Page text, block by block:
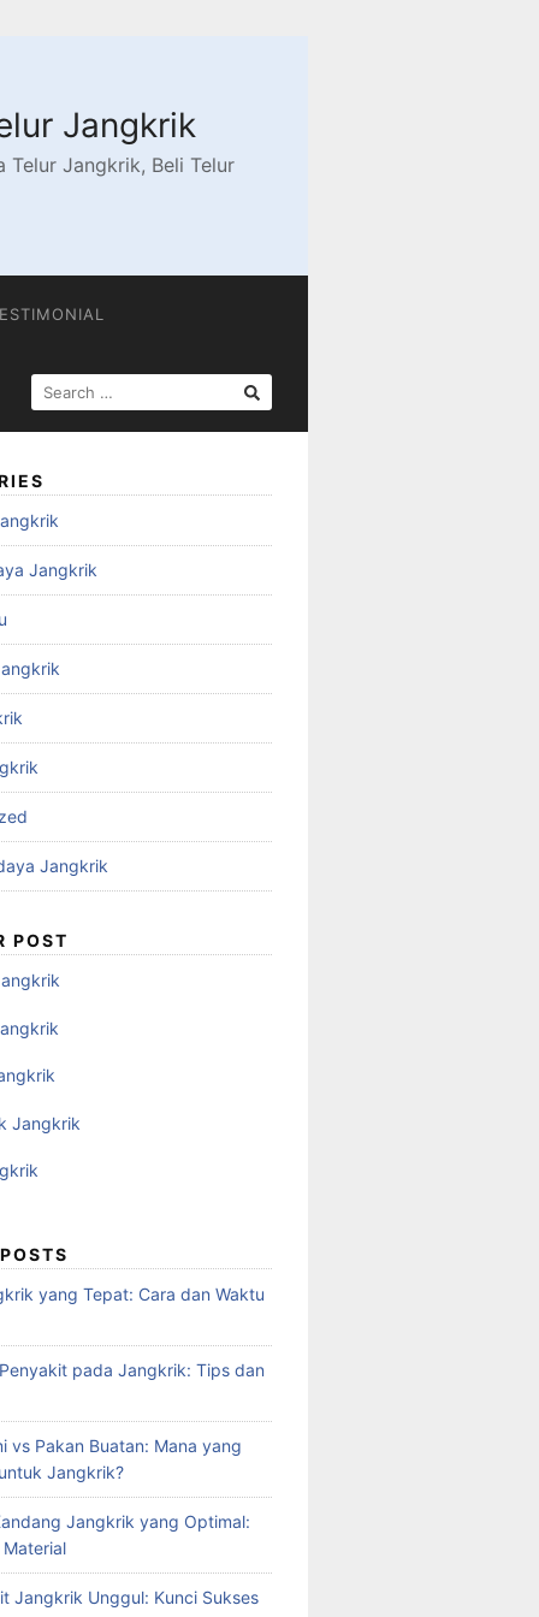
Jangkrik
Telur Jangkrik, Beli Telur
SEARCH
FOR:
Jangkrik
Jangkrik
POST
Jangkrik
yang Tepat: Cara dan Waktu
pada Jangkrik: Tips dan
vs Pakan Buatan: Mana yang
Jangkrik?
Jangkrik yang Optimal:
Jangkrik Unggul: Kunci Sukses